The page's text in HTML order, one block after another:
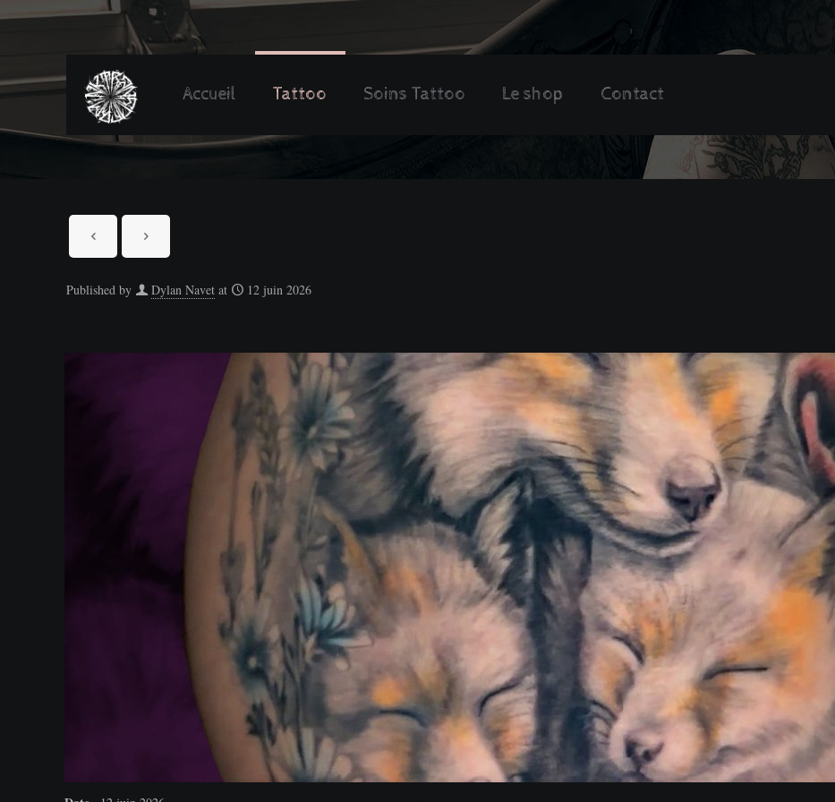
Accueil Tattoo Soins Tattoo Le shop Contact
Published by Dylan Navet at 12 juin 2026